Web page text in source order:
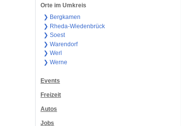
Orte im Umkreis
❯ Bergkamen
❯ Rheda-Wiedenbrück
❯ Soest
❯ Warendorf
❯ Werl
❯ Werne
Events
Freizeit
Autos
Jobs